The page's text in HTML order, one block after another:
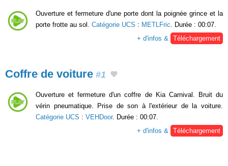
Ouverture et fermeture d'une porte dont la poignée grince et la
porte frotte au sol. Catégorie UCS : METLFric. Durée : 00:07.
+ d'infos & Téléchargement
Coffre de voiture #1
Ouverture et fermeture d'un coffre de Kia Carnival. Bruit du
vérin pneumatique. Prise de son à l'extérieur de la voiture.
Catégorie UCS : VEHDoor. Durée : 00:07.
+ d'infos & Téléchargement